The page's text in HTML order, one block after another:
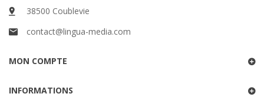
38500 Coublevie
contact@lingua-media.com
MON COMPTE
INFORMATIONS